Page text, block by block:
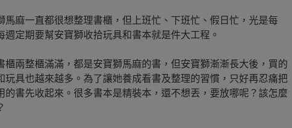
馬麻一直都很想整理書櫃，但上班忙、下班忙、假日忙，光是每
週定期要幫安寶獅收拾玩具和書本就是件大工程。
櫃兩整櫃滿滿，都是安寶獅馬麻的書，但安寶獅漸漸長大後，買的
玩具也越來越多。為了讓她養成看書及整理的習慣，只好再忍痛把
的書先收起來。很多書本是精裝本，還不想丟，要放哪呢？該怎麼